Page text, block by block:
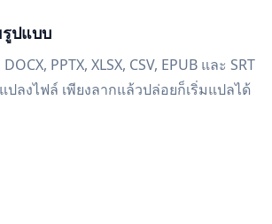
ปแบบ
PPTX, XLSX, CSV, EPUB และ SRT
ปลงไฟล์ เพียงลากแล้วปล่อยก็เริ่มแปลได้